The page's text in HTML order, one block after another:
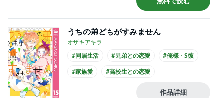
#コミカライズ化
うちの弟どもがすみません
オザキアキラ
#同居生活
#兄弟との恋愛
#俺様・S彼
#家族愛
#高校生との恋愛
#主人公が高校生
作品詳細